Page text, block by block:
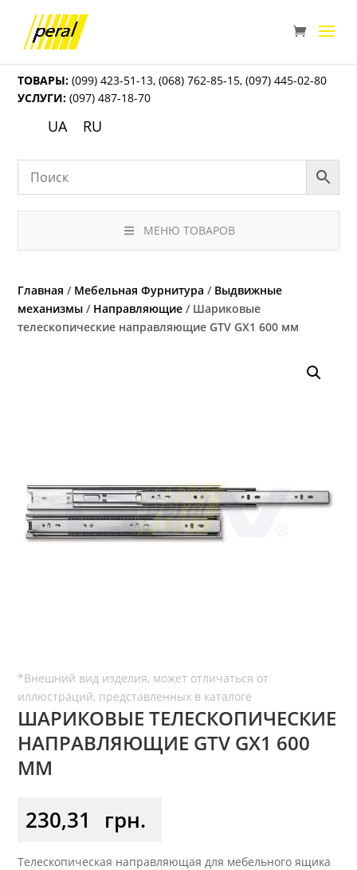
ТОВАРЫ: (099) 423-51-13,(068) 762-85-15,(097) 445-02-80
УСЛУГИ: (097) 487-18-70
UA RU
МЕНЮ ТОВАРОВ
Главная / Мебельная Фурнитура / Выдвижные
механизмы / Направляющие / Шариковые
телескопические направляющие GTV GX1 600 мм
ШАРИКОВЫЕ ТЕЛЕСКОПИЧЕСКИЕ
НАПРАВЛЯЮЩИЕ GTV GX1 600
ММ
230,31 грн.
Телескопическая направляющая для мебельного ящика